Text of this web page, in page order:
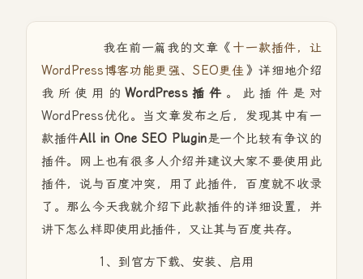
我在前一篇我的文章《 十一款插件，让
WordPress博客功能更强、SEO更佳 》详细地介绍
我所使用的WordPress插件 。此插件是对
WordPress优化。当文章发布之后，发现其中有一
款插件All in One SEO Plugin是一个比较有争议的
插件。网上也有很多人介绍并建议大家不要使用此
插件，说与百度冲突，用了此插件，百度就不收录
了。那么今天我就介绍下此款插件的详细设置，并
讲下怎么样即使用此插件，又让其与百度共存。
1、到官方下载、安装、启用